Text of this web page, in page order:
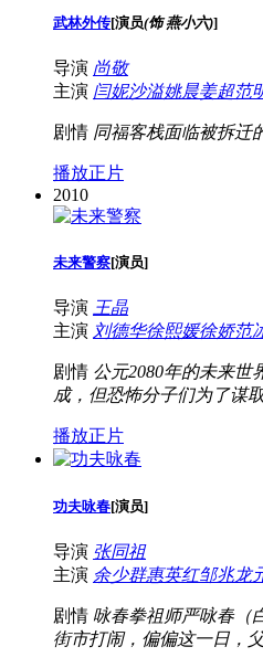
武林外传[演员(饰 燕小六)]
导演 尚敬
主演 闫妮沙溢姚晨姜超范
剧情 同福客栈面临被拆迁
播放正片
2010
未来警察[演员]
导演 王晶
主演 刘德华徐熙媛徐娇范
剧情 公元2080年的未来
成，但恐怖分子们为了谋
播放正片
功夫咏春[演员]
导演 张同祖
主演 余少群惠英红邹兆龙
剧情 咏春拳祖师严咏春（
街市打闹，偏偏这一日，